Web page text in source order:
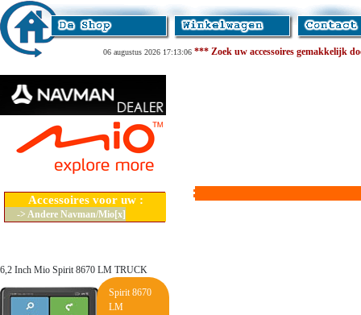
06 augustus 2026 17:13:06 *** Zoek uw accessoires gemakkelijk
Accessoires voor uw :
-> Andere Navman/Mio[x]
6,2 Inch Mio Spirit 8670 LM TRUCK
Spirit 8670
LM